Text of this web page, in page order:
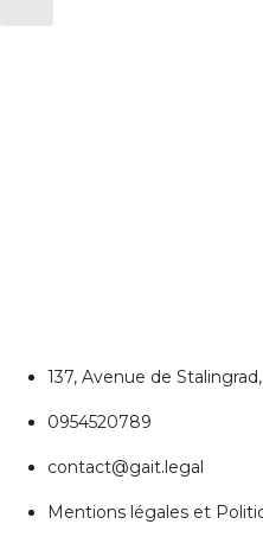
137, Avenue de
0954520789
contact@gait.legal
Mentions légales et